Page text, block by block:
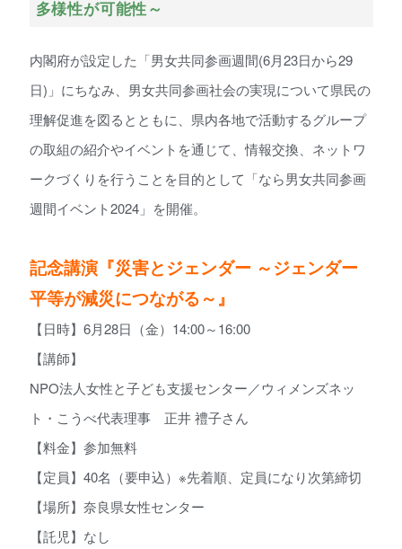
多様性が可能性～
内閣府が設定した「男女共同参画週間(6月23日から29
日)」にちなみ、男女共同参画社会の実現について県民の
理解促進を図るとともに、県内各地で活動するグループ
の取組の紹介やイベントを通じて、情報交換、ネットワ
ークづくりを行うことを目的として「なら男女共同参画
週間イベント2024」を開催。
記念講演『災害とジェンダー ～ジェンダー
平等が減災につながる～』
【日時】6月28日（金）14:00～16:00
【講師】
NPO法人女性と子ども支援センター／ウィメンズネッ
ト・こうべ代表理事 正井 禮子さん
【料金】参加無料
【定員】40名（要申込）※先着順、定員になり次第締切
【場所】奈良県女性センター
【託児】なし